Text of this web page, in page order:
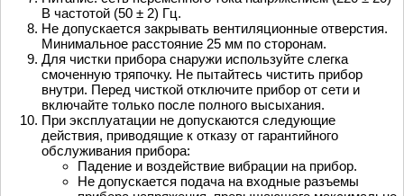
В частотой (50 ± 2) Гц.
Не допускается закрывать вентиляционные отверстия.
Минимальное расстояние 25 мм по сторонам.
Для чистки прибора снаружи используйте слегка
смоченную тряпочку. Не пытайтесь чистить прибор
внутри. Перед чисткой отключите прибор от сети и
включайте только после полного высыхания.
При эксплуатации не допускаются следующие
действия, приводящие к отказу от гарантийного
обслуживания прибора:
Падение и воздействие вибрации на прибор.
Не допускается подача на входные разъемы